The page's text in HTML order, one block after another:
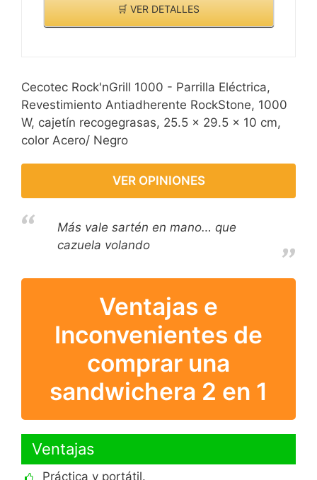
🛒 VER DETALLES
Cecotec Rock'nGrill 1000 - Parrilla Eléctrica,
Revestimiento Antiadherente RockStone, 1000
W, cajetín recogegrasas, 25.5 x 29.5 x 10 cm,
color Acero/ Negro
VER OPINIONES
Más vale sartén en mano… que
cazuela volando
Ventajas e
Inconvenientes de
comprar una
sandwichera 2 en 1
Ventajas
Práctica y portátil.